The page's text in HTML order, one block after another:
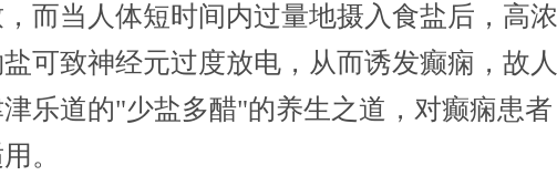
而当人体短时间内过量地摄入食盐后，高浓
可致神经元过度放电，从而诱发癫痫，故人
乐道的"少盐多醋"的养生之道，对癫痫患者
。